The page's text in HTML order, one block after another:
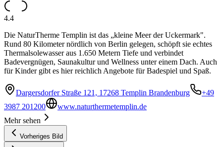
4.4
Die NaturTherme Templin ist das „kleine Meer der Uckermark".
Rund 80 Kilometer nördlich von Berlin gelegen, schöpft sie echtes
Thermalsolewasser aus 1.650 Metern Tiefe und verbindet
Badevergnügen, Saunakultur und Wellness unter einem Dach. Auch
für Kinder gibt es hier reichlich Angebote für Badespiel und Spaß.
Dargersdorfer Straße 121, 17268 Templin Brandenburg
+49
3987 201200
www.naturthermetemplin.de
Mehr sehen
Vorheriges Bild